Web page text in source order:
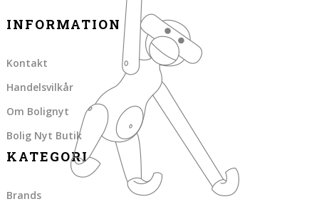
INFORMATION
Kontakt
Handelsvilkår
Om Bolignyt
Bolig Nyt Butik
KATEGORI
Brands